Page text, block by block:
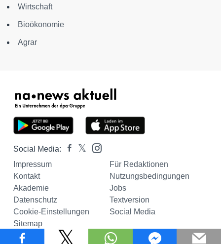
Wirtschaft
Bioökonomie
Agrar
Social Media:
Impressum
Für Redaktionen
Kontakt
Nutzungsbedingungen
Akademie
Jobs
Datenschutz
Textversion
Cookie-Einstellungen
Social Media
Sitemap